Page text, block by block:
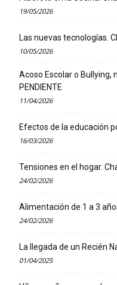
19/05/2026
Las nuevas tecnologías.
10/05/2026
Acoso Escolar o Bullying,
PENDIENTE
11/04/2026
Efectos de la educación
16/03/2026
Tensiones en el hogar.
24/02/2026
Alimentación de 1 a 3
24/02/2026
La llegada de un Recién
01/04/2025